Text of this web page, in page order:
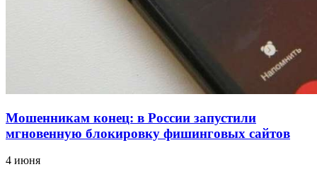
Мошенникам конец: в России запустили
мгновенную блокировку фишинговых сайтов
4 июня